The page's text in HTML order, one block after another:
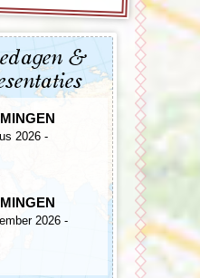
&
2026 -
2026 -